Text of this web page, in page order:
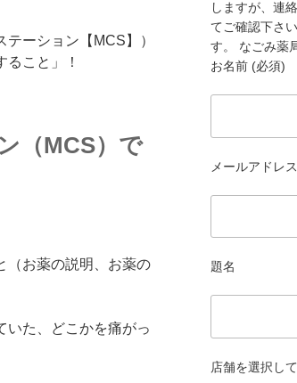
ーション【MCS】）
こと」！
（MCS）で
（お薬の説明、お薬の
いた、どこかを痛がっ
しますが、連
てご確認下さ
す。 なごみ薬
お名前 (必須)
メールアドレ
題名
店舗を選択し